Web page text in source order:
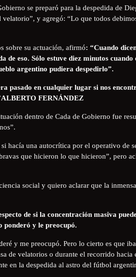
se preparó para la despedida de
y agregó: “Lo que todos
sobre su actuación, afirmó: “Cuando
de eso. Sólo estuve diez minutos
argentino pudiera despedirlo”.
pasado en cualquier lugar si nos
FERNÁNDEZ
dentro de Cada de Gobierno fue
hacía una autocrítica por el operativo de
que hicieron lo que hicieron”, pero
social y quiero aclarar que la
de si la concentración masiva
y le preocupó.
y me preocupó. Pero lo cierto es que
de velatorios o durante el recorrido hacia
en la despedida al astro del fútbol